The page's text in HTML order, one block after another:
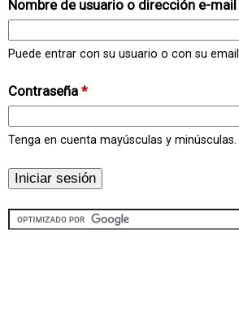
Nombre de usuario o dirección e-mail
Puede entrar con su usuario o con su email.
Contraseña *
Tenga en cuenta mayúsculas y minúsculas.